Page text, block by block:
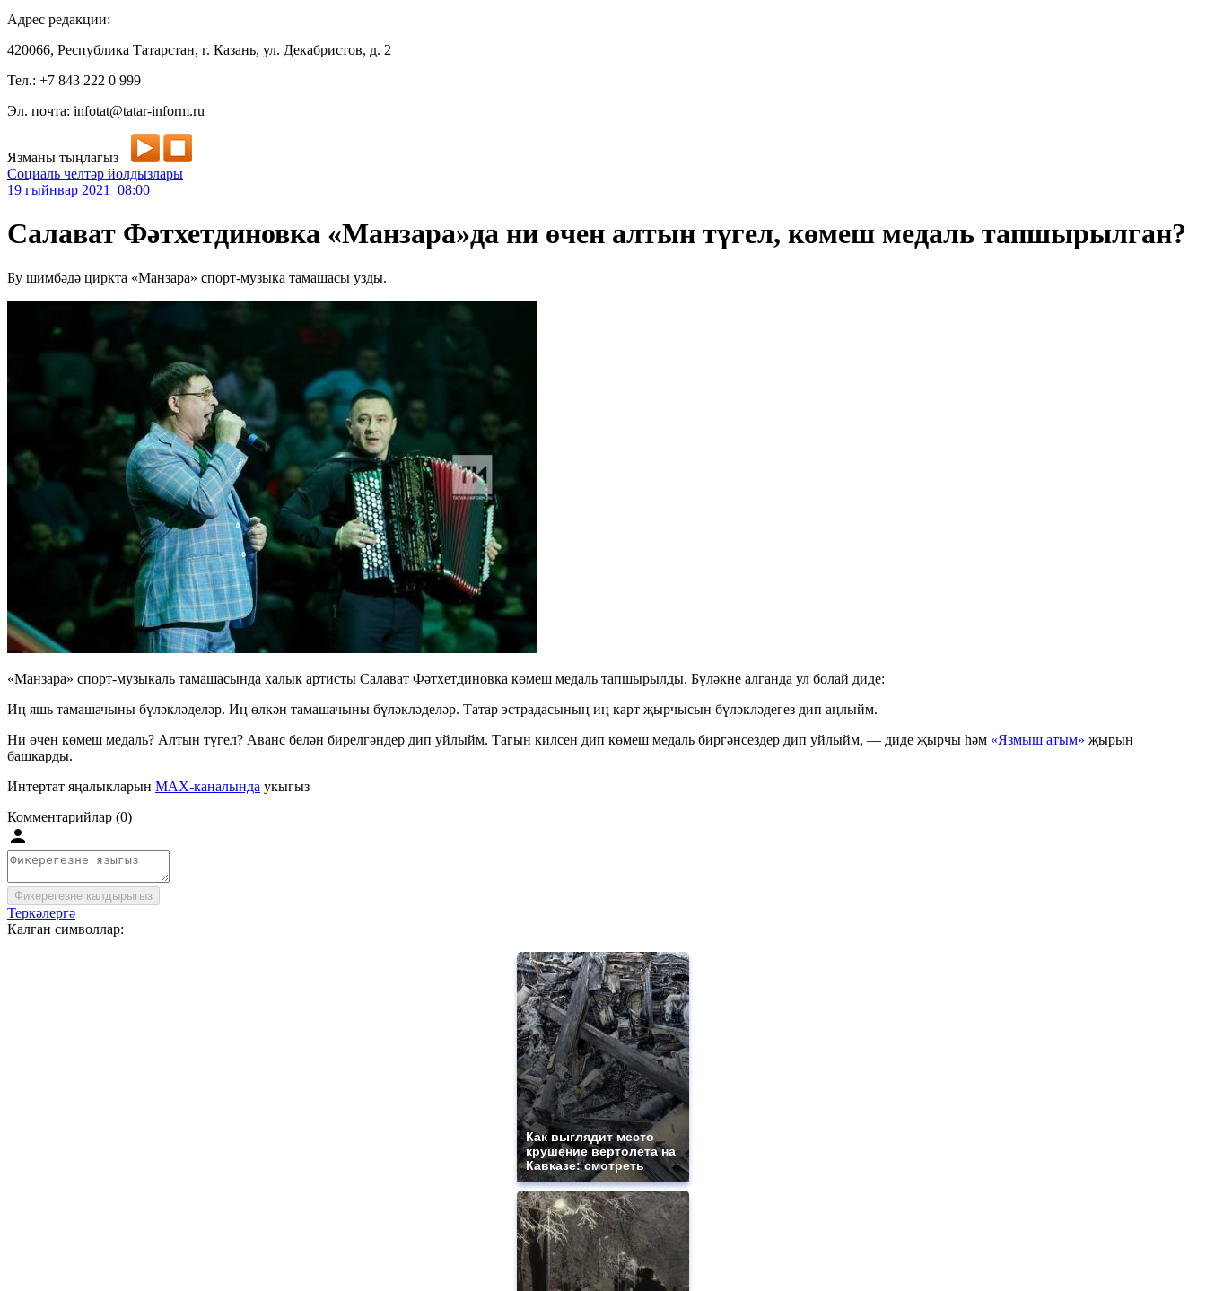
Адрес редакции:
420066, Республика Татарстан, г. Казань, ул. Декабристов, д. 2
Тел.: +7 843 222 0 999
Эл. почта: infotat@tatar-inform.ru
Язманы тыңлагыз
Социаль челтәр йолдызлары
19 гыйнвар 2021 08:00
Салават Фәтхетдиновка «Манзара»да ни өчен алтын түгел, көмеш медаль тапшырылган?
Бу шимбәдә циркта «Манзара» спорт-музыка тамашасы узды.
«Манзара» спорт-музыкаль тамашасында халык артисты Салават Фәтхетдиновка көмеш медаль тапшырылды. Бүләкне алганда ул болай диде:
Иң яшь тамашачыны бүләкләделәр. Иң өлкән тамашачыны бүләкләделәр. Татар эстрадасының иң карт җырчысын бүләкләдегез дип аңлыйм.
Ни өчен көмеш медаль? Алтын түгел? Аванс белән бирелгәндер дип уйлыйм. Тагын килсен дип көмеш медаль биргәнсездер дип уйлыйм, — диде җырчы һәм «Язмыш атым» җырын
башкарды.
Интертат яңалыкларын MAX-каналында укыгыз
Комментарийлар (0)
Фикерегезне калдырыгыз
Теркәлергә
Калган символлар:
Как выглядит место
крушение вертолета на
Кавказе: смотреть